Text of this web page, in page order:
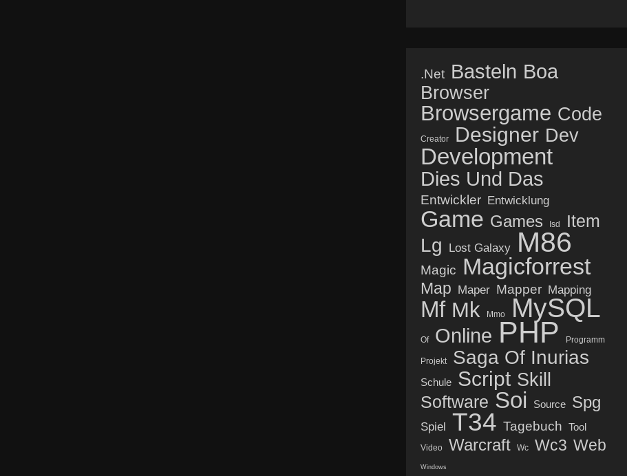
.net Basteln Boa
Browser
Browsergame Code
Creator Designer Dev
Development
Dies Und Das
Entwickler Entwicklung
Game Games Isd Item
Lg Lost Galaxy M86
Magic Magicforrest
Map Maper Mapper Mapping
Mf Mk Mmo MySQL
Of Online PHP Programm
Projekt Saga Of Inurias
Schule Script Skill
Software Soi Source Spg
Spiel T34 Tagebuch Tool
Video Warcraft Wc Wc3 Web
Windows